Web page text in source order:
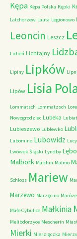
Kępa Kępa Polska Kępki
Latchorzew Lauta Legionowo
Leoncin Leszcz
Licheń Lichtajny
Lipiny Lipków
Lipów Lisia
Lommatsch Lommatzsch
Nowogrodziec Lubeka
Lubieszewo Lublewko
Lubomino Lubowidz
Lwówek Śląski Lyndby
Malbork Malchin Malmo
Schloss Mariew
Marzewo Marzęcino
Małe Cybulice Małkinia
Melibdorzyce Mescherin
Mierki Mierziączka